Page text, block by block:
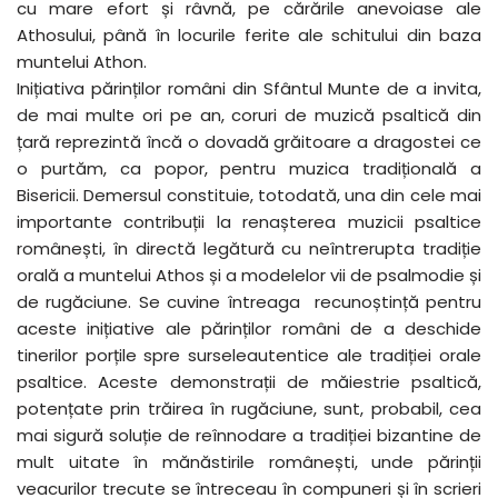
cu mare efort și râvnă, pe cărările anevoiase ale
Athosului, până în locurile ferite ale schitului din baza
muntelui Athon.
Inițiativa părinților români din Sfântul Munte de a invita,
de mai multe ori pe an, coruri de muzică psaltică din
țară reprezintă încă o dovadă grăitoare a dragostei ce
o purtăm, ca popor, pentru muzica tradițională a
Bisericii. Demersul constituie, totodată, una din cele mai
importante contribuții la renașterea muzicii psaltice
românești, în directă legătură cu neîntrerupta tradiție
orală a muntelui Athos și a modelelor vii de psalmodie și
de rugăciune. Se cuvine întreaga recunoștință pentru
aceste inițiative ale părinților români de a deschide
tinerilor porțile spre surseleautentice ale tradiției orale
psaltice. Aceste demonstrații de măiestrie psaltică,
potențate prin trăirea în rugăciune, sunt, probabil, cea
mai sigură soluție de reînnodare a tradiției bizantine de
mult uitate în mănăstirile românești, unde părinții
veacurilor trecute se întreceau în compuneri și în scrieri